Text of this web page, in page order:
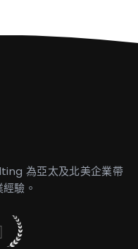
為亞太及北美企業帶
驗。